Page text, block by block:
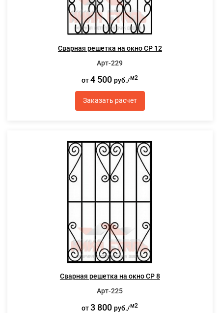
Сварная решетка на окно СР 12
Арт-229
от4 500руб./м2
Заказать расчет
Сварная решетка на окно СР 8
Арт-225
от3 800руб./м2